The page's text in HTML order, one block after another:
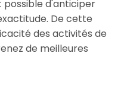
possible d'anticiper
De cette
des activités de
de meilleures